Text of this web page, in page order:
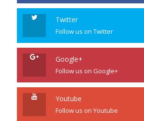
Twitter
Follow us on Twitter
Google+
Follow us on Google+
Youtube
Follow us on Youtube